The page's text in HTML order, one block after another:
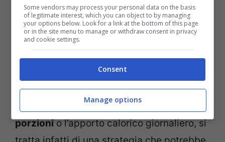
necessariodistribuire i pasti nell’arco della
giornata, in questo modo si evitano gli
squilibri e a mantenere attivo il
metabolismo.
Sempre per evitare queste problematiche
è bene evitare diridurre drasticamente le
porzionio l’apporto calorico giornaliero, si
Some vendors may process your personal data on the basis
of legitimate interest, which you can object to by managing
your options below. Look for a link at the bottom of this page
or in the site menu to manage or withdraw consent in privacy
and cookie settings.
Consent
Manage options